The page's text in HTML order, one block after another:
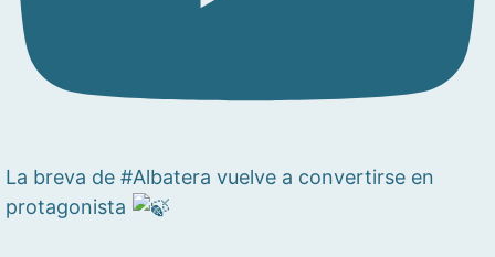
La breva de #Albatera vuelve a convertirse en
protagonista